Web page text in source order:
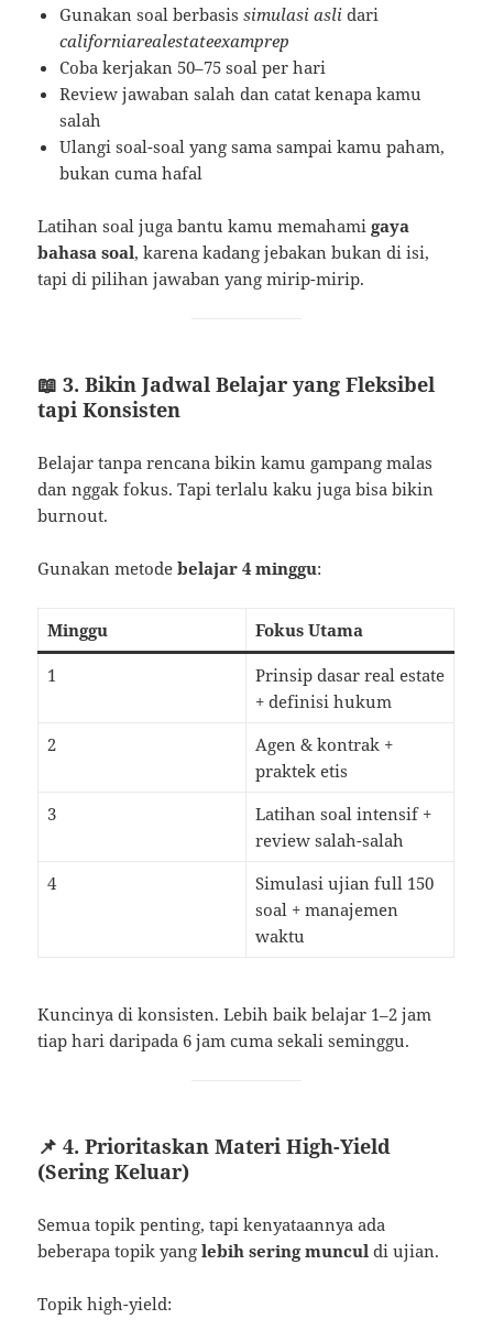
Gunakan soal berbasissimulasi asli dari
californiarealestateexamprep
Coba kerjakan 50–75 soal per hari
Review jawaban salah dan catat kenapa kamu
salah
Ulangi soal-soal yang sama sampai kamu paham,
bukan cuma hafal
Latihan soal juga bantu kamu memahamigaya
bahasa soal, karena kadang jebakan bukan di isi,
tapi di pilihan jawaban yang mirip-mirip.
📖 3. Bikin Jadwal Belajar yang Fleksibel
tapi Konsisten
Belajar tanpa rencana bikin kamu gampang malas
dan nggak fokus. Tapi terlalu kaku juga bisa bikin
burnout.
Gunakan metodebelajar 4 minggu:
Minggu Fokus Utama
1
Prinsip dasar real estate
+ definisi hukum
2
Agen & kontrak +
praktek etis
3
Latihan soal intensif +
review salah-salah
4
Simulasi ujian full 150
soal + manajemen
waktu
Kuncinya di konsisten. Lebih baik belajar 1–2 jam
tiap hari daripada 6 jam cuma sekali seminggu.
📌 4. Prioritaskan Materi High-Yield
(Sering Keluar)
Semua topik penting, tapi kenyataannya ada
beberapa topik yanglebih sering muncul di ujian.
Topik high-yield: